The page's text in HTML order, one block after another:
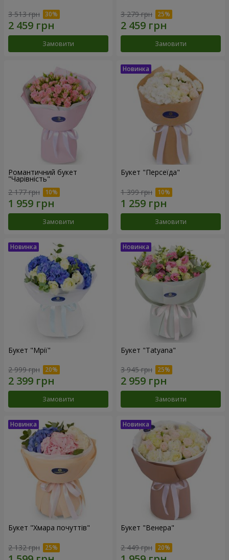
3 513 грн
Замовити
3 279 грн
Замовити
Романтичний букет
"Чарівність"
2 177 грн
Замовити
Букет "Персеїда"
1 399 грн
Замовити
Букет "Мрії"
2 999 грн
Замовити
Букет "Tatyana"
3 945 грн
Замовити
Букет "Хмара почуттів"
2 132 грн
Букет "Венера"
2 449 грн